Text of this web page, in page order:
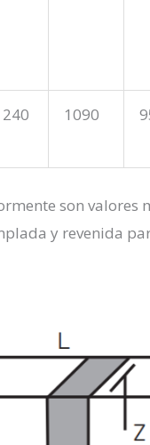
1090
son valores
y revenida